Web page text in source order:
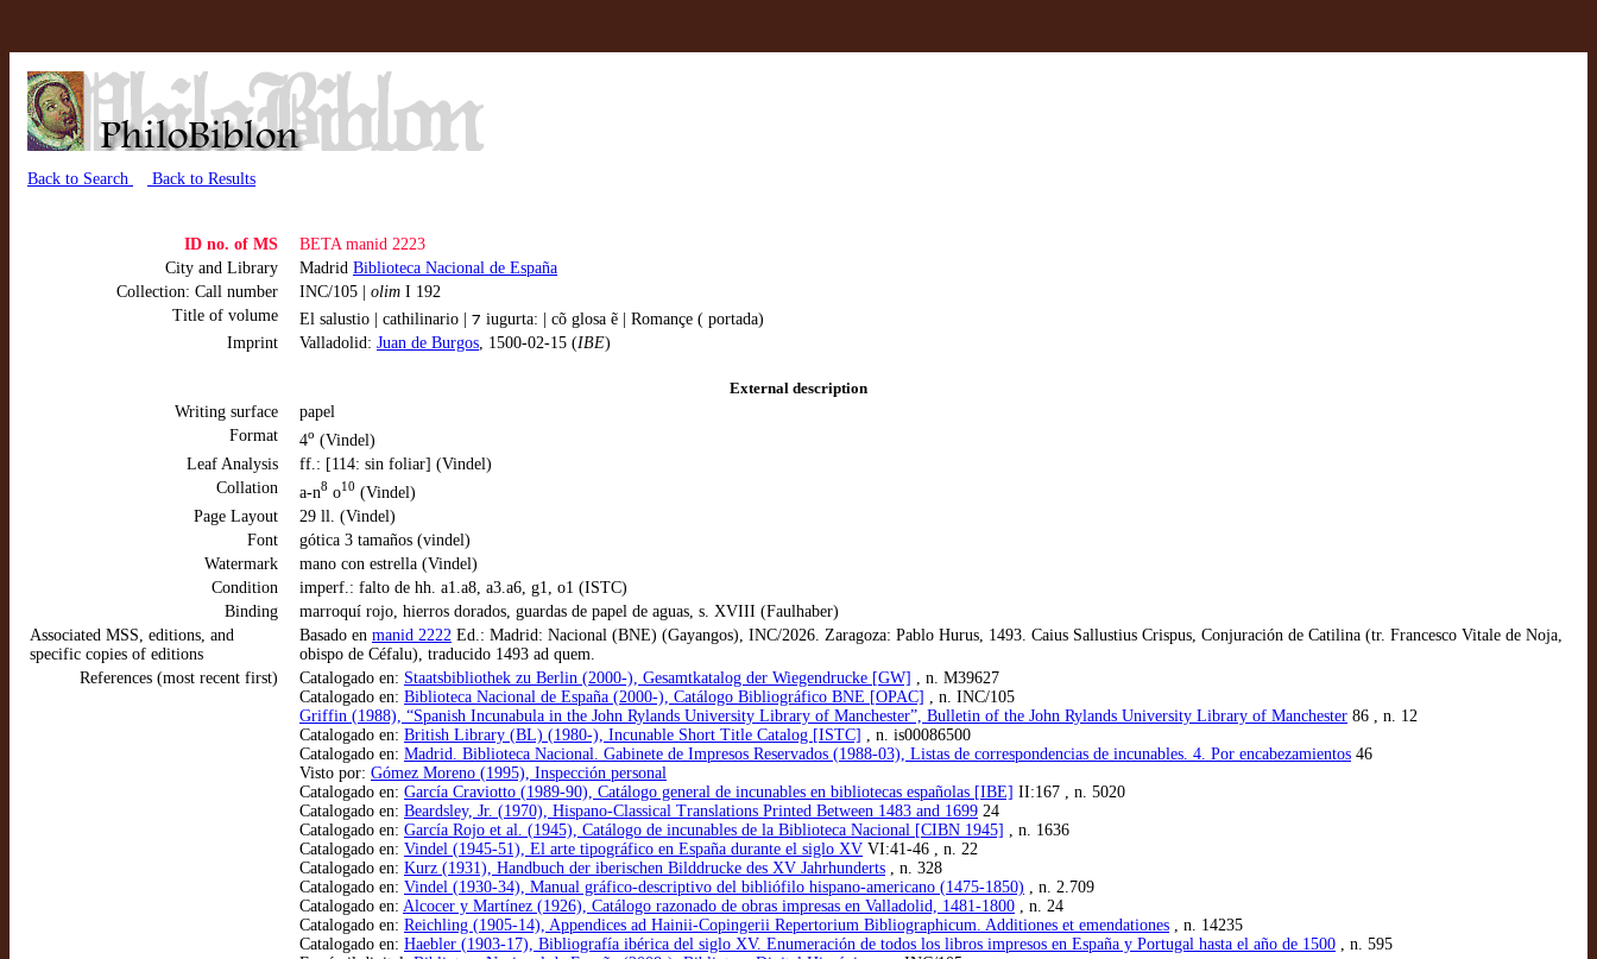
Back to Search Back to Results
ID no. of MS
BETA manid 2223
City and Library
Madrid Biblioteca Nacional de España
Collection: Call number
INC/105 | olim I 192
Title of volume
El salustio | cathilinario | ⁊ iugurta: | cõ glosa ẽ | Romançe ( portada)
Imprint
Valladolid: Juan de Burgos, 1500-02-15 (IBE)
External description
Writing surface
papel
Format
4o (Vindel)
Leaf Analysis
ff.: [114: sin foliar] (Vindel)
Collation
a-n8 o10 (Vindel)
Page Layout
29 ll. (Vindel)
Font
gótica 3 tamaños (vindel)
Watermark
mano con estrella (Vindel)
Condition
imperf.: falto de hh. a1.a8, a3.a6, g1, o1 (ISTC)
Binding
marroquí rojo, hierros dorados, guardas de papel de aguas, s. XVIII (Faulhaber)
Associated MSS, editions, and
specific copies of editions
Basado en manid 2222 Ed.: Madrid: Nacional (BNE) (Gayangos), INC/2026. Zaragoza: Pablo Hurus, 1493. Caius Sallustius Crispus, Conjuración de Catilina (tr. Francesco Vitale de Noja,
obispo de Céfalu), traducido 1493 ad quem.
References (most recent first)
Catalogado en: Staatsbibliothek zu Berlin (2000-), Gesamtkatalog der Wiegendrucke [GW] , n. M39627
Catalogado en: Biblioteca Nacional de España (2000-), Catálogo Bibliográfico BNE [OPAC] , n. INC/105
Griffin (1988), “Spanish Incunabula in the John Rylands University Library of Manchester”, Bulletin of the John Rylands University Library of Manchester 86 , n. 12
Catalogado en: British Library (BL) (1980-), Incunable Short Title Catalog [ISTC] , n. is00086500
Catalogado en: Madrid. Biblioteca Nacional. Gabinete de Impresos Reservados (1988-03), Listas de correspondencias de incunables. 4. Por encabezamientos 46
Visto por: Gómez Moreno (1995), Inspección personal
Catalogado en: García Craviotto (1989-90), Catálogo general de incunables en bibliotecas españolas [IBE] II:167 , n. 5020
Catalogado en: Beardsley, Jr. (1970), Hispano-Classical Translations Printed Between 1483 and 1699 24
Catalogado en: García Rojo et al. (1945), Catálogo de incunables de la Biblioteca Nacional [CIBN 1945] , n. 1636
Catalogado en: Vindel (1945-51), El arte tipográfico en España durante el siglo XV VI:41-46 , n. 22
Catalogado en: Kurz (1931), Handbuch der iberischen Bilddrucke des XV Jahrhunderts , n. 328
Catalogado en: Vindel (1930-34), Manual gráfico-descriptivo del bibliófilo hispano-americano (1475-1850) , n. 2.709
Catalogado en: Alcocer y Martínez (1926), Catálogo razonado de obras impresas en Valladolid, 1481-1800 , n. 24
Catalogado en: Reichling (1905-14), Appendices ad Hainii-Copingerii Repertorium Bibliographicum. Additiones et emendationes , n. 14235
Catalogado en: Haebler (1903-17), Bibliografía ibérica del siglo XV. Enumeración de todos los libros impresos en España y Portugal hasta el año de 1500 , n. 595